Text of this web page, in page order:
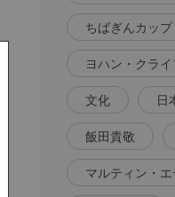
ちばぎんカップ
ヨハン・クライ
文化 日
飯田貴敬
マルティン・